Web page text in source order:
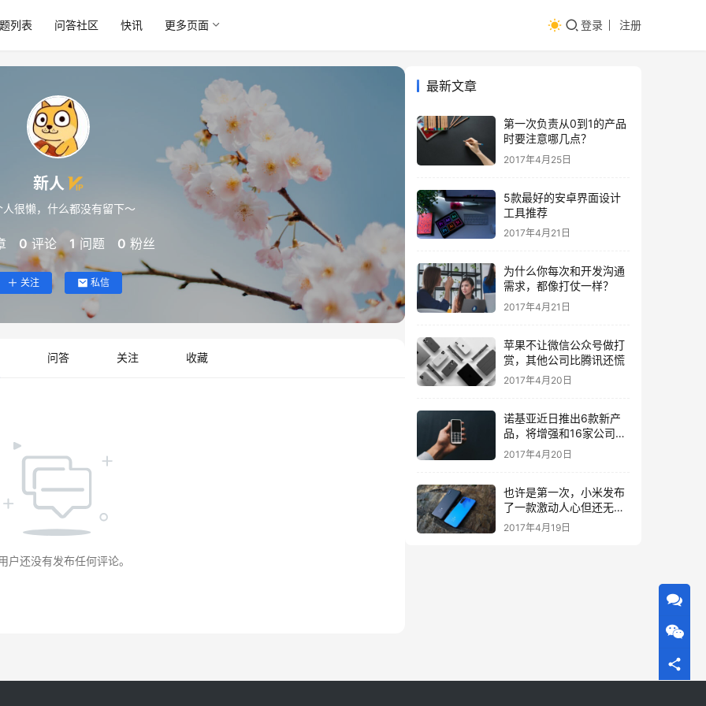
列表 问答社区 快讯 更多页面 登录 注册
新人
人很懒，什么都没有留下～
0 评论 1 问题 0 粉丝
关注 私信
问答 关注 收藏
户还没有发布任何评论。
最新文章
第一次负责从0到1的产品
时要注意哪几点？
2017年4月25日
5款最好的安卓界面设计
工具推荐
2017年4月21日
为什么你每次和开发沟通
需求，都像打仗一样？
2017年4月21日
苹果不让微信公众号做打
赏，其他公司比腾讯还慌
2017年4月20日
诺基亚近日推出6款新产
品，将增强和16家公司合
作，VR领域发力明显
2017年4月20日
也许是第一次，小米发布
了一款激动人心但还无法
量产的手机
2017年4月19日